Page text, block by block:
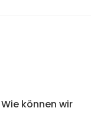
können wir